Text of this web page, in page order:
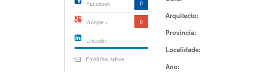
Arquitecto:
Provincia:
Localidade:
Ano:
Facebook 0
Google + 0
Linkedin
icon[type=linkedin-bug]
Email this article